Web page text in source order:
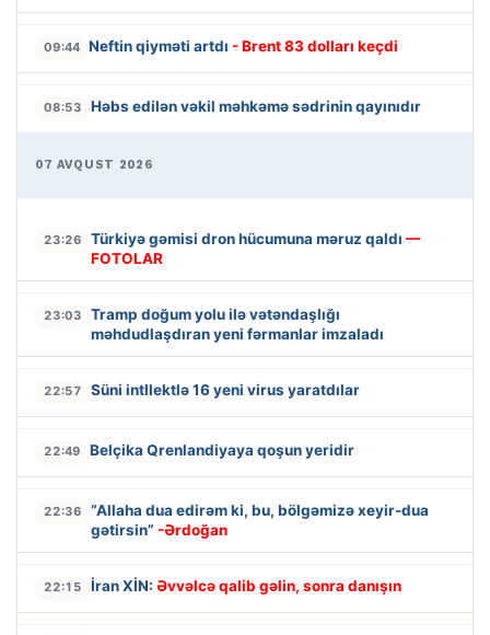
09:44 Neftin qiyməti artdı - Brent 83 dolları keçdi
08:53 Həbs edilən vəkil məhkəmə sədrinin qayınıdır
07 AVQUST 2026
23:26 Türkiyə gəmisi dron hücumuna məruz qaldı —
FOTOLAR
23:03
Tramp doğum yolu ilə vətəndaşlığı
məhdudlaşdıran yeni fərmanlar imzaladı
22:57 Süni intllektlə 16 yeni virus yaratdılar
22:49 Belçika Qrenlandiyaya qoşun yeridir
22:36
“Allaha dua edirəm ki, bu, bölgəmizə xeyir-dua
gətirsin” -Ərdoğan
22:15 İran XİN: Əvvəlcə qalib gəlin, sonra danışın